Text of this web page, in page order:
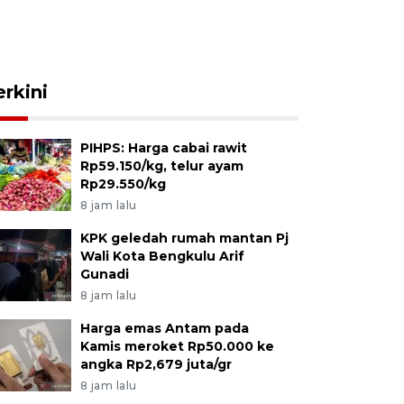
PIHPS: Harga cabai rawit
Rp59.150/kg, telur ayam
Rp29.550/kg
8 jam lalu
KPK geledah rumah mantan Pj
Wali Kota Bengkulu Arif
Gunadi
8 jam lalu
Harga emas Antam pada
Kamis meroket Rp50.000 ke
angka Rp2,679 juta/gr
8 jam lalu